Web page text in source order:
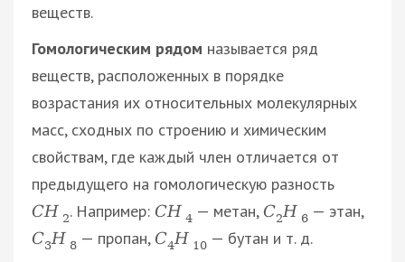
веществ.
Гомологическим рядом называется ряд
веществ, расположенных в порядке
возрастания их относительных молекулярных
масс, сходных по строению и химическим
свойствам, где каждый член отличается от
предыдущего на гомологическую разность
CH 2. Например: CH 4 — метан, C2H 6 — этан,
C3H 8 — пропан, C4H 10 — бутан и т. д.